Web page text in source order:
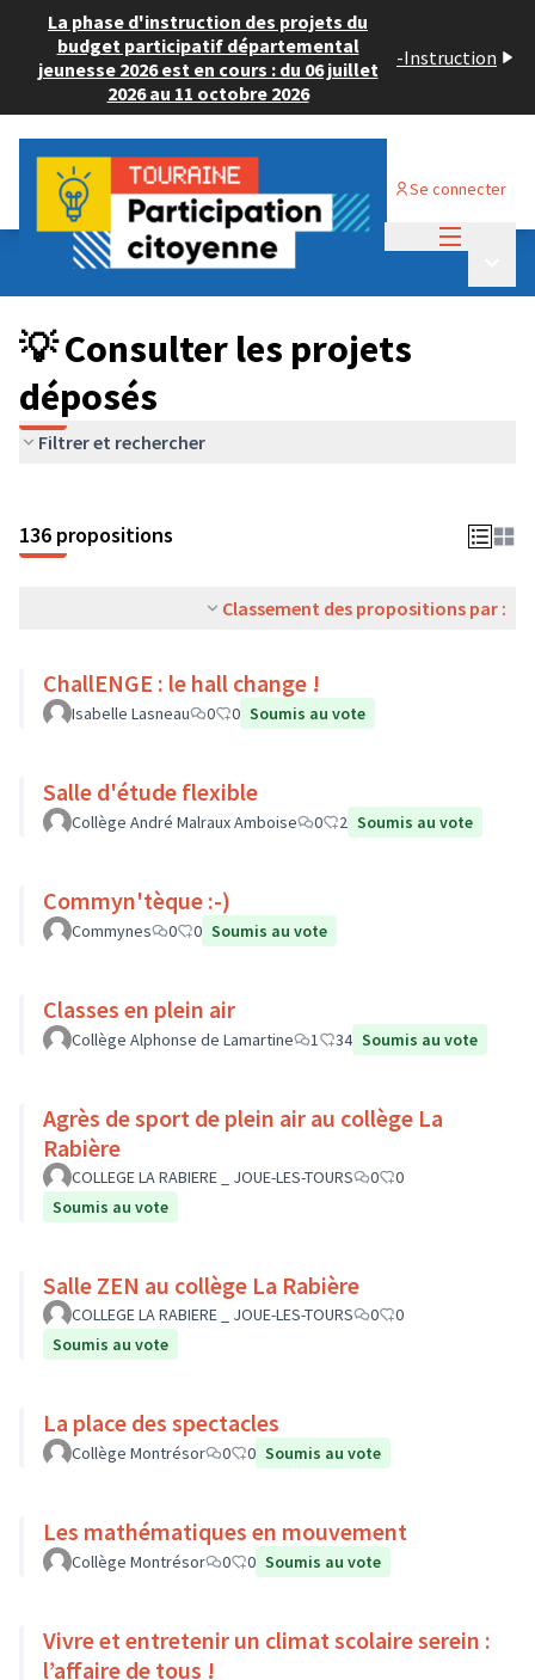
La phase d'instruction des projets du
budget participatif départemental
jeunesse 2026 est en cours : du 06 juillet
2026 au 11 octobre 2026
-Instruction
Se connecter
Budget Participatif JEUNESSE 2024
💡 Consulter les projets déposés
💡 Consulter les projets
déposés
Filtrer et rechercher
136 propositions
Classement des propositions par :
ChallENGE : le hall change !
Isabelle Lasneau 0 0 Soumis au vote
Salle d'étude flexible
Collège André Malraux Amboise 0 2 Soumis au vote
Commyn'tèque :-)
Commynes 0 0 Soumis au vote
Classes en plein air
Collège Alphonse de Lamartine 1 34 Soumis au vote
Agrès de sport de plein air au collège La
Rabière
COLLEGE LA RABIERE _ JOUE-LES-TOURS 0
0
Soumis au vote
Salle ZEN au collège La Rabière
COLLEGE LA RABIERE _ JOUE-LES-TOURS 0
0
Soumis au vote
La place des spectacles
Collège Montrésor 0 0 Soumis au vote
Les mathématiques en mouvement
Collège Montrésor 0 0 Soumis au vote
Vivre et entretenir un climat scolaire serein :
l’affaire de tous !